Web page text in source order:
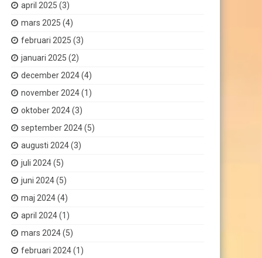
april 2025 (3)
mars 2025 (4)
februari 2025 (3)
januari 2025 (2)
december 2024(4)
november 2024(1)
oktober 2024(3)
september 2024(5)
augusti 2024(3)
juli 2024(5)
juni 2024(5)
maj 2024(4)
april 2024(1)
mars 2024(5)
februari 2024(1)